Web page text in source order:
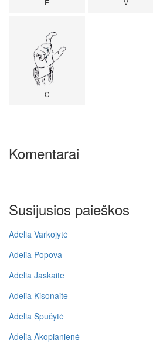
E V
C
Komentarai
Susijusios paieškos
Adelia Varkojytė
Adelia Popova
Adelia Jaskaite
Adelia Kisonaite
Adelia Spučytė
Adelia Akopianienė